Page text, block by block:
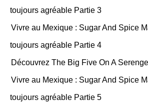
toujours agréable Partie 3
Vivre au Mexique : Sugar And Spice
toujours agréable Partie 4
Découvrez The Big Five On A
Vivre au Mexique : Sugar And Spice
toujours agréable Partie 5